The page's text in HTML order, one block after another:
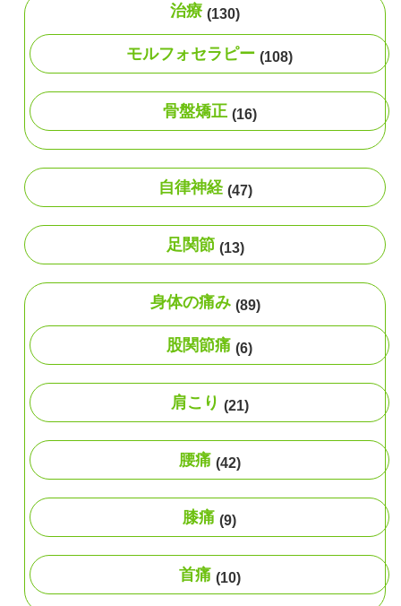
治療 (130)
モルフォセラピー (108)
骨盤矯正 (16)
自律神経 (47)
足関節 (13)
身体の痛み (89)
股関節痛 (6)
肩こり (21)
腰痛 (42)
膝痛 (9)
首痛 (10)